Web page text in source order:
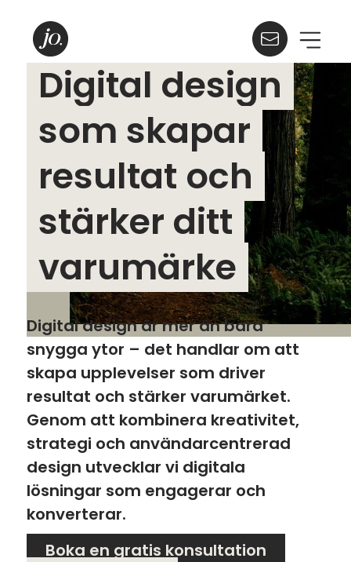
Digital design
som skapar
resultat och
stärker ditt
varumärke
Digital design är mer än bara
snygga ytor – det handlar om att
skapa upplevelser som driver
resultat och stärker varumärket.
Genom att kombinera kreativitet,
strategi och användarcentrerad
design utvecklar vi digitala
lösningar som engagerar och
konverterar.
Boka en gratis konsultation